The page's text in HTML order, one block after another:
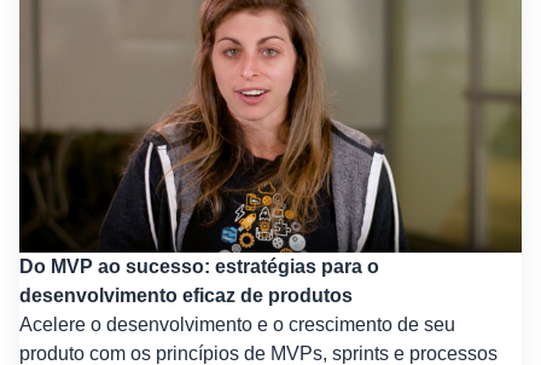
Do MVP ao sucesso: estratégias para o
desenvolvimento eficaz de produtos
Acelere o desenvolvimento e o crescimento de seu
produto com os princípios de MVPs, sprints e processos